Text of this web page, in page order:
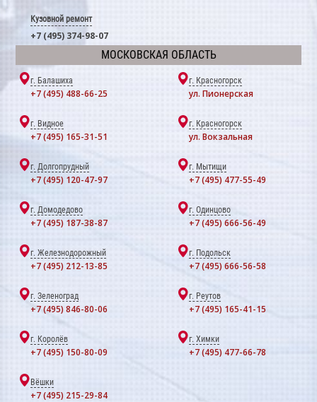
Кузовной ремонт
+7 (495) 374-98-07
МОСКОВСКАЯ ОБЛАСТЬ
г. Балашиха
+7 (495) 488-66-25
г. Красногорск
ул. Пионерская
г. Видное
+7 (495) 165-31-51
г. Красногорск
ул. Вокзальная
г. Долгопрудный
+7 (495) 120-47-97
г. Мытищи
+7 (495) 477-55-49
г. Домодедово
+7 (495) 187-38-87
г. Одинцово
+7 (495) 666-56-49
г. Железнодорожный
+7 (495) 212-13-85
г. Подольск
+7 (495) 666-56-58
г. Зеленоград
+7 (495) 846-80-06
г. Реутов
+7 (495) 165-41-15
г. Королёв
+7 (495) 150-80-09
г. Химки
+7 (495) 477-66-78
Вёшки
+7 (495) 215-29-84